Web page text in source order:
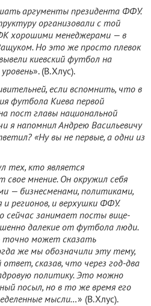
аргументы президента ФФУ.
организовали с той
хорошими менеджерами — в
Но это же просто плевок
киевский футбол на
». (В.Хлус).
если вспомнить, что в
футбола Киева первой
пост главы национальной
я напомнил Андрею Васильевичу
«Ну вы не первые, а одни из
тех, кто является
мнение. Он окружил себя
— бизнесменами, политиками,
регионов, и верхушки ФФУ.
занимает посты вице-
далекие от футбола люди.
может сказать
же мы обозначили эту тему,
сказав, что через год-два
политику. Это можно
посыл, но в то же время его
мысли…» (В.Хлус).